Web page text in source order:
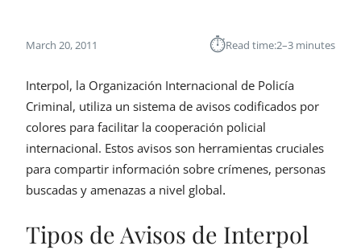
March 20, 2011 ⏱︎Read time:2–3 minutes
Interpol, la Organización Internacional de Policía
Criminal, utiliza un sistema de avisos codificados por
colores para facilitar la cooperación policial
internacional. Estos avisos son herramientas cruciales
para compartir información sobre crímenes, personas
buscadas y amenazas a nivel global.
Tipos de Avisos de Interpol